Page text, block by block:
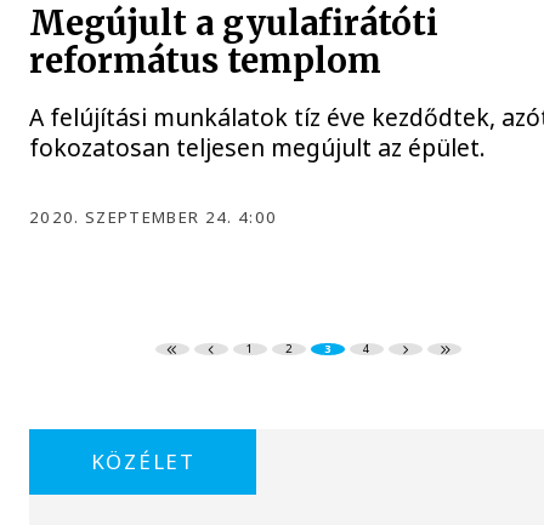
Megújult a gyulafirátóti
református templom
A felújítási munkálatok tíz éve kezdődtek,
fokozatosan teljesen megújult az épület.
2020. SZEPTEMBER 24. 4:00
1 2 3 4
KÖZÉLET